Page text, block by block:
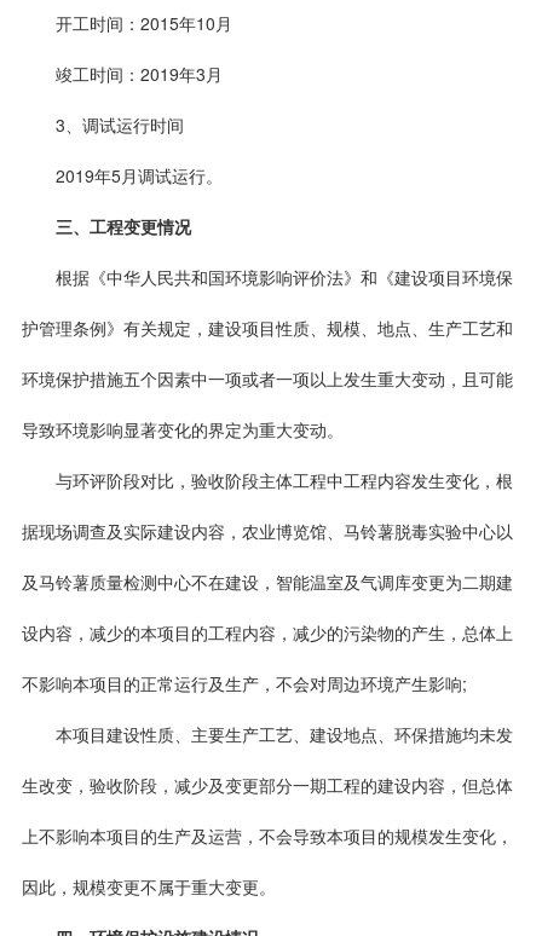
开工时间：2015年10月
竣工时间：2019年3月
3、调试运行时间
2019年5月调试运行。
三、工程变更情况
根据《中华人民共和国环境影响评价法》和《建设项目环境保
护管理条例》有关规定，建设项目性质、规模、地点、生产工艺和
环境保护措施五个因素中一项或者一项以上发生重大变动，且可能
导致环境影响显著变化的界定为重大变动。
与环评阶段对比，验收阶段主体工程中工程内容发生变化，根
据现场调查及实际建设内容，农业博览馆、马铃薯脱毒实验中心以
及马铃薯质量检测中心不在建设，智能温室及气调库变更为二期建
设内容，减少的本项目的工程内容，减少的污染物的产生，总体上
不影响本项目的正常运行及生产，不会对周边环境产生影响;
本项目建设性质、主要生产工艺、建设地点、环保措施均未发
生改变，验收阶段，减少及变更部分一期工程的建设内容，但总体
上不影响本项目的生产及运营，不会导致本项目的规模发生变化，
因此，规模变更不属于重大变更。